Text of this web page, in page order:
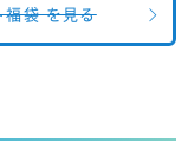
福袋 を見る